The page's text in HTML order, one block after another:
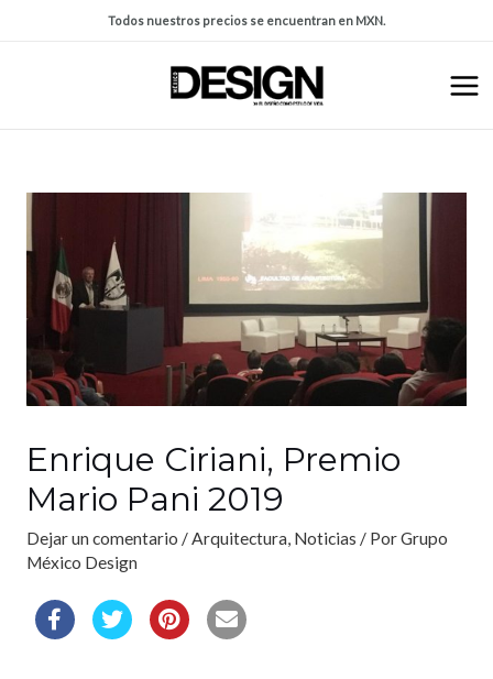
Todos nuestros precios se encuentran en MXN.
Enrique Ciriani, Premio
Mario Pani 2019
Dejar un comentario /Arquitectura, Noticias / PorGrupo
México Design